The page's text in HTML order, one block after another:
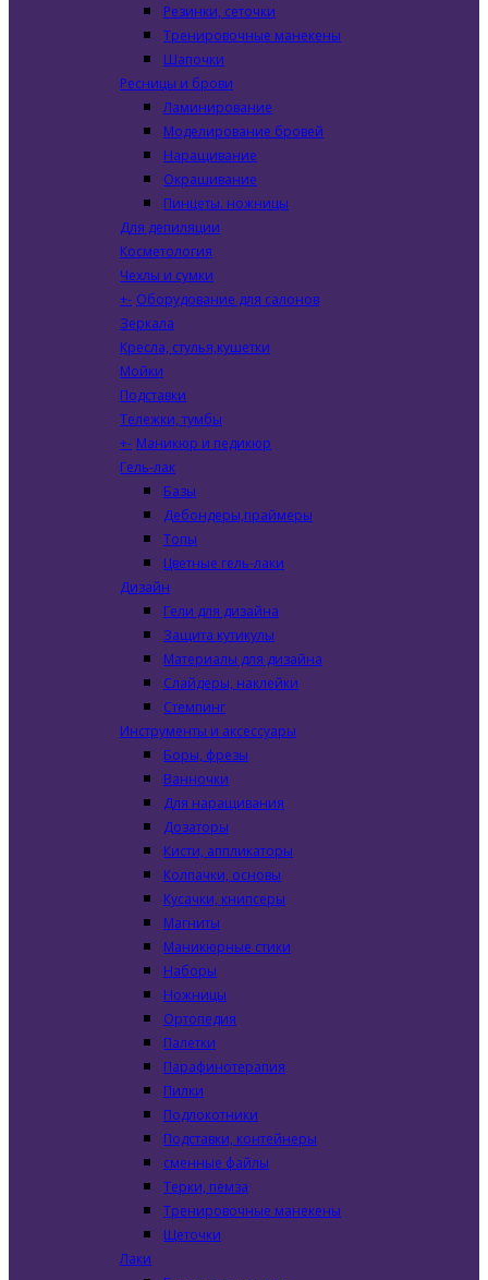
Резинки, сеточки
Тренировочные манекены
Шапочки
Ресницы и брови
Ламинирование
Моделирование бровей
Наращивание
Окрашивание
Пинцеты. ножницы
Для депиляции
Косметология
Чехлы и сумки
+- Оборудование для салонов
Зеркала
Кресла, стулья,кушетки
Мойки
Подставки
Тележки, тумбы
+- Маникюр и педикюр
Гель-лак
Базы
Дебондеры,праймеры
Топы
Цветные гель-лаки
Дизайн
Гели для дизайна
Защита кутикулы
Материалы для дизайна
Слайдеры, наклейки
Стемпинг
Инструменты и аксессуары
Боры, фрезы
Ванночки
Для наращивания
Дозаторы
Кисти, аппликаторы
Колпачки, основы
Кусачки, книпсеры
Магниты
Маникюрные стики
Наборы
Ножницы
Ортопедия
Палетки
Парафинотерапия
Пилки
Подлокотники
Подставки, контейнеры
сменные файлы
Терки, пемза
Тренировочные манекены
Щеточки
Лаки